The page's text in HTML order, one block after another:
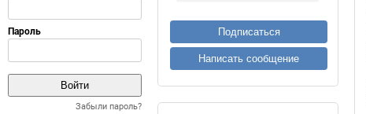
Забыли пароль?
Подписаться
Написать сообщение